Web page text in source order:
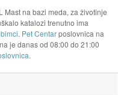
Mast na bazi meda, za životinje
katalozi trenutno ima
. Pet Centarposlovnica na
je danas od 08:00 do 21:00